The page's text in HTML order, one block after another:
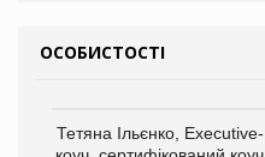
ОСОБИСТОСТІ
Тетяна Ільєнко, Executive-